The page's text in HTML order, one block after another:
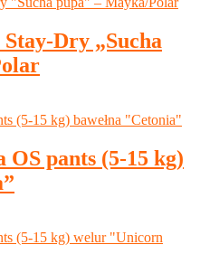
Dry „Sucha
OS pants (5-15 kg)